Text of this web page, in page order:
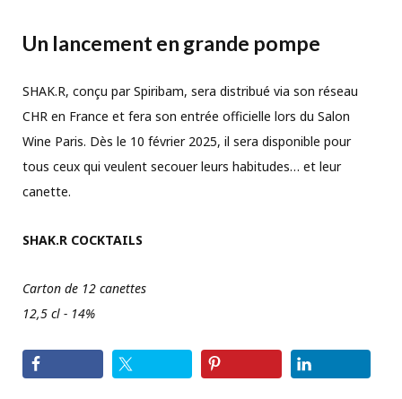
Un lancement en grande pompe
SHAK.R, conçu par Spiribam, sera distribué via son réseau
CHR en France et fera son entrée officielle lors du Salon
Wine Paris. Dès le 10 février 2025, il sera disponible pour
tous ceux qui veulent secouer leurs habitudes… et leur
canette.
SHAK.R COCKTAILS
Carton de 12 canettes
12,5 cl - 14%